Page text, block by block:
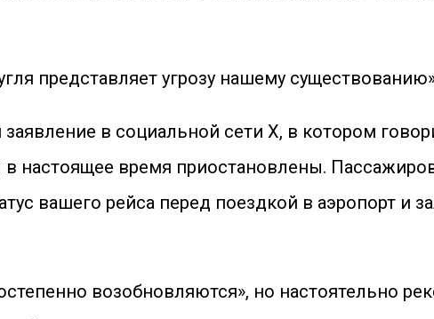
представляет угрозу нашему
в социальной сети X, в котором
настоящее время приостановлены.
вашего рейса перед поездкой в ​​аэропорт и
возобновляются», но настоятельно